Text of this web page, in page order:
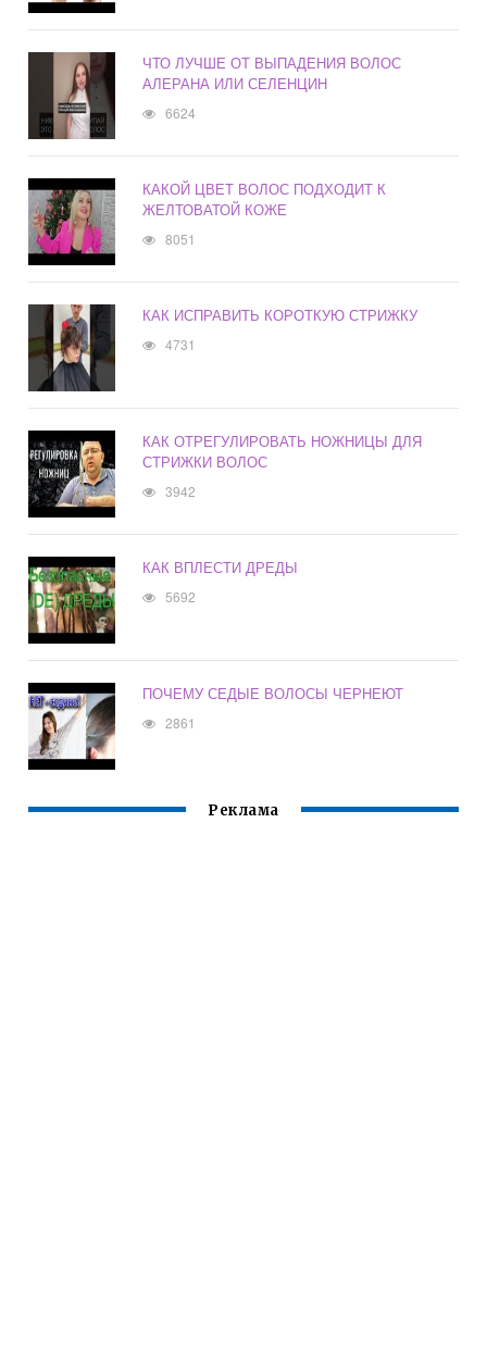
ЧТО ЛУЧШЕ ОТ ВЫПАДЕНИЯ ВОЛОС
АЛЕРАНА ИЛИ СЕЛЕНЦИН
6624
КАКОЙ ЦВЕТ ВОЛОС ПОДХОДИТ К
ЖЕЛТОВАТОЙ КОЖЕ
8051
КАК ИСПРАВИТЬ КОРОТКУЮ СТРИЖКУ
4731
КАК ОТРЕГУЛИРОВАТЬ НОЖНИЦЫ ДЛЯ
СТРИЖКИ ВОЛОС
3942
КАК ВПЛЕСТИ ДРЕДЫ
5692
ПОЧЕМУ СЕДЫЕ ВОЛОСЫ ЧЕРНЕЮТ
2861
Реклама